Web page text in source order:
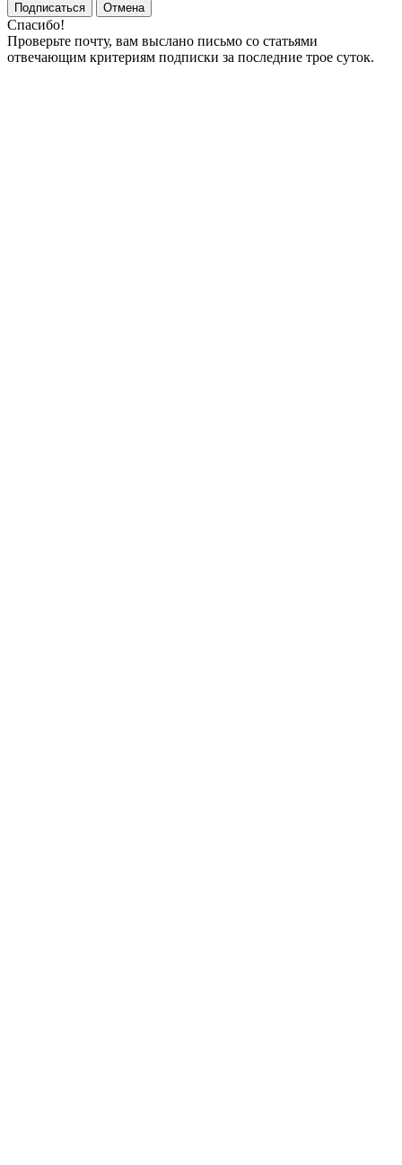
Подписаться
Отмена
Спасибо!
Проверьте почту, вам выслано письмо со статьями
отвечающим критериям подписки за последние трое суток.